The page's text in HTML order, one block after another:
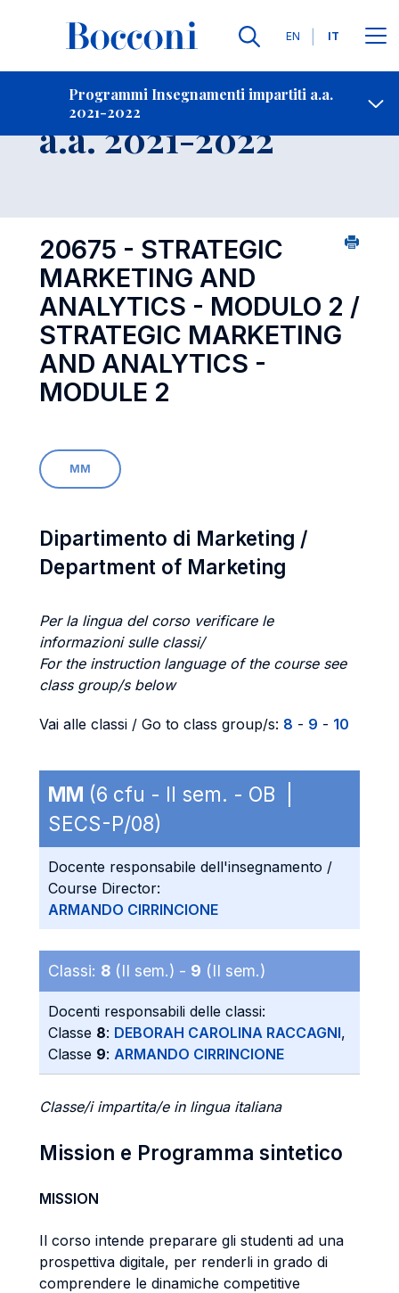
Lingue
EN IT
Programmi Insegnamenti impartiti a.a.
2021-2022
Contatti
Insegnamento
a.a. 2021-2022
20675 - STRATEGIC
MARKETING AND
ANALYTICS - MODULO 2 /
STRATEGIC MARKETING
AND ANALYTICS -
MODULE 2
MM
Dipartimento di Marketing /
Department of Marketing
Per la lingua del corso verificare le
informazioni sulle classi/
For the instruction language of the course see
class group/s below
Vai alle classi / Go to class group/s: 8 - 9 - 10
MM (6 cfu - II sem. - OB |
SECS-P/08)
Docente responsabile dell'insegnamento /
Course Director:
ARMANDO CIRRINCIONE
Classi: 8 (II sem.) - 9 (II sem.)
Docenti responsabili delle classi:
Classe 8: DEBORAH CAROLINA RACCAGNI,
Classe 9: ARMANDO CIRRINCIONE
Classe/i impartita/e in lingua italiana
Mission e Programma sintetico
MISSION
Il corso intende preparare gli studenti ad una
prospettiva digitale, per renderli in grado di
comprendere le dinamiche competitive